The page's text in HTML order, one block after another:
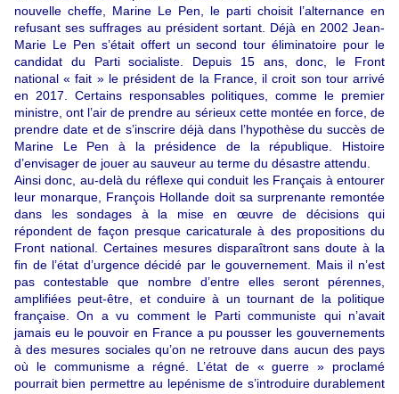
nouvelle cheffe, Marine Le Pen, le parti choisit l’alternance en
refusant ses suffrages au président sortant. Déjà en 2002 Jean-
Marie Le Pen s’était offert un second tour éliminatoire pour le
candidat du Parti socialiste. Depuis 15 ans, donc, le Front
national « fait » le président de la France, il croit son tour arrivé
en 2017. Certains responsables politiques, comme le premier
ministre, ont l’air de prendre au sérieux cette montée en force, de
prendre date et de s’inscrire déjà dans l’hypothèse du succès de
Marine Le Pen à la présidence de la république. Histoire
d’envisager de jouer au sauveur au terme du désastre attendu.
Ainsi donc, au-delà du réflexe qui conduit les Français à entourer
leur monarque, François Hollande doit sa surprenante remontée
dans les sondages à la mise en œuvre de décisions qui
répondent de façon presque caricaturale à des propositions du
Front national. Certaines mesures disparaîtront sans doute à la
fin de l’état d’urgence décidé par le gouvernement. Mais il n’est
pas contestable que nombre d’entre elles seront pérennes,
amplifiées peut-être, et conduire à un tournant de la politique
française. On a vu comment le Parti communiste qui n’avait
jamais eu le pouvoir en France a pu pousser les gouvernements
à des mesures sociales qu’on ne retrouve dans aucun des pays
où le communisme a régné. L’état de « guerre » proclamé
pourrait bien permettre au lepénisme de s’introduire durablement